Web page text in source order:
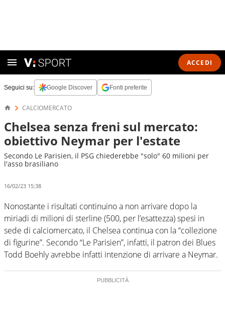
ACCEDI
Seguici su: Google Discover Fonti preferite
CALCIOMERCATO
Chelsea senza freni sul mercato:
obiettivo Neymar per l'estate
Secondo Le Parisien, il PSG chiederebbe "solo" 60 milioni per
l'asso brasiliano
16/02/23 15:38
Nonostante i risultati continuino a non arrivare dopo la
miriadi di milioni di sterline (500, per l’esattezza) spesi in
sede di calciomercato, il Chelsea continua con la “collezione
di figurine”. Secondo “Le Parisien”, infatti, il patron dei Blues
Todd Boehly avrebbe infatti intenzione di arrivare a Neymar.